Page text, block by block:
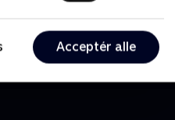
Acceptér alle
Martin
• 10 sæsoner